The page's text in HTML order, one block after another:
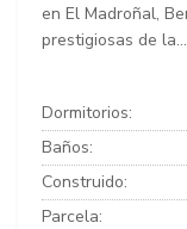
en El Madroñal,
prestigiosas de la...
Dormitorios:
Baños:
Construido:
Parcela: